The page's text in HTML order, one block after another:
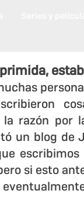
la razón por
un blog de
si esto